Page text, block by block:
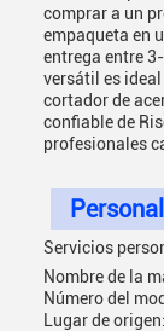
comprar a un
empaqueta en
entrega entre
versátil es
cortador de
confiable de
profesionales
Servicios
Nombre de la
Número del
Lugar de